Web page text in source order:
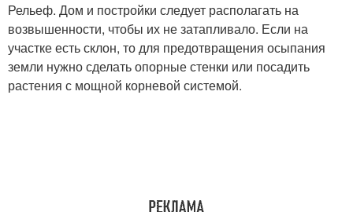
Рельеф. Дом и постройки следует располагать на
возвышенности, чтобы их не затапливало. Если на
участке есть склон, то для предотвращения осыпания
земли нужно сделать опорные стенки или посадить
растения с мощной корневой системой.